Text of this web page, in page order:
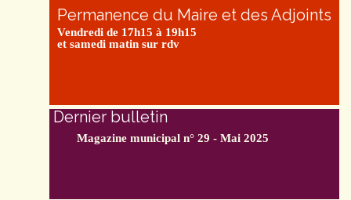
Permanence du Maire et des Adjoints
Vendredi de 17h15 à 19h15
et samedi matin sur rdv
Dernier bulletin
Magazine municipal n° 29 - Mai 2025